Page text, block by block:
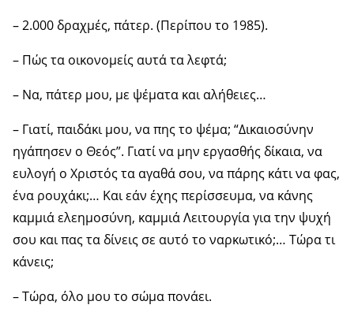
– 2.000 δραχμές, πάτερ. (Περίπου το 1985).
– Πώς τα οικονομείς αυτά τα λεφτά;
– Να, πάτερ μου, με ψέματα και αλήθειες…
– Γιατί, παιδάκι μου, να πης το ψέμα; “Δικαιοσύνην
ηγάπησεν ο Θεός”. Γιατί να μην εργασθής δίκαια, να
ευλογή ο Χριστός τα αγαθά σου, να πάρης κάτι να φας,
ένα ρουχάκι;… Και εάν έχης περίσσευμα, να κάνης
καμμιά ελεημοσύνη, καμμιά Λειτουργία για την ψυχή
σου και πας τα δίνεις σε αυτό το ναρκωτικό;… Τώρα τι
κάνεις;
– Τώρα, όλο μου το σώμα πονάει.